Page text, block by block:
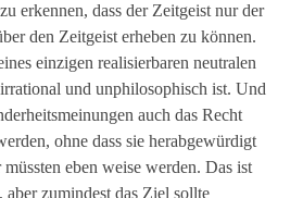
erkennen, dass der Zeitgeist nur der
den Zeitgeist erheben zu können.
einzigen realisierbaren neutralen
und unphilosophisch ist. Und
auch das Recht
ohne dass sie herabgewürdigt
eben weise werden. Das ist
zumindest das Ziel sollte